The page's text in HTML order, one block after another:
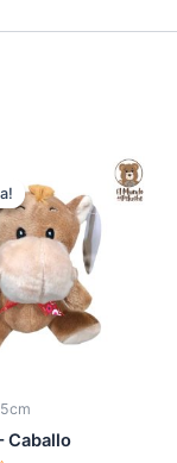
Caballo
precio
actual
es:
$3,15.